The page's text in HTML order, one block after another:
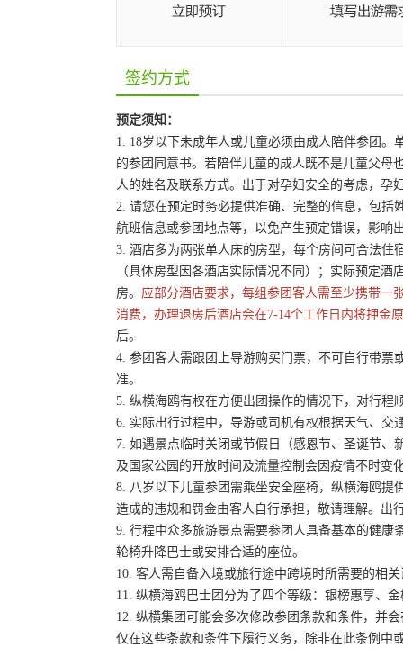
签约方式
预定须知：
1. 18岁以下未成年人或儿童必须由成人陪伴参团
的参团同意书。若陪伴儿童的成人既不是儿童父母
人的姓名及联系方式。出于对孕妇安全的考虑，孕
2. 请您在预定时务必提供准确、完整的信息，包
航班信息或参团地点等，以免产生预定错误，影响
3. 酒店多为两张单人床的房型，每个房间可合法住
（具体房型因各酒店实际情况不同）；实际预定
房。 应部分酒店要求，每组参团客人需至少携带一
消费，办理退房后酒店会在7-14个工作日内将押金
后。
4. 参团客人需跟团上导游购买门票，不可自行带票
准。
5. 纵横海鸥有权在方便出团操作的情况下，对行
6. 实际出行过程中，导游或司机有权根据天气、
7. 如遇景点临时关闭或节假日（感恩节、圣诞节
及国家公园的开放时间及流量控制会因疫情不时变
8. 八岁以下儿童参团需乘坐安全座椅，纵横海鸥提
造成的违规和罚金由客人自行承担，敬请理解。出
9. 行程中众多旅游景点需要参团人具备基本的健
轮椅升降巴士或安排合适的座位。
10. 客人需自备入境或旅行途中跨境时所需要的相
11. 纵横海鸥巴士团分为了四个等级：银榜惠享、
12. 纵横集团可能会多次修改参团条款和条件，并
仅在这些条款和条件下履行义务，除非在此条例中